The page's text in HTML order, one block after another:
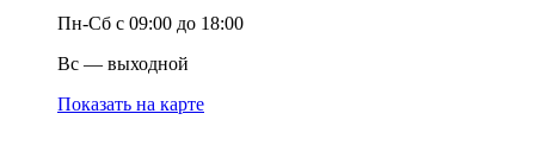
Пн-Сб с 09:00 до 18:00
Вс — выходной
Показать на карте